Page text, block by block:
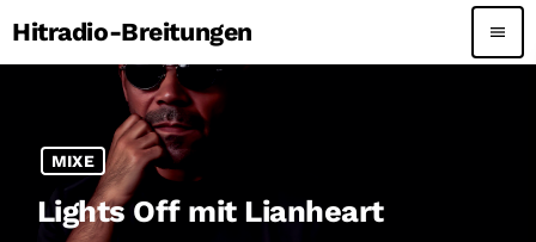
Hitradio-Breitungen menu
MIXE
Lights Off mit Lianheart